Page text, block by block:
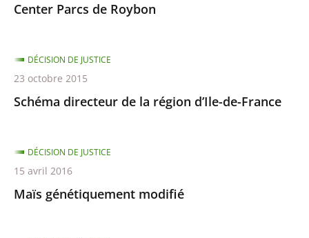
Center Parcs de Roybon
Schéma directeur de la région d’Ile-de-France
DÉCISION DE JUSTICE
23 octobre 2015
Maïs génétiquement modifié
DÉCISION DE JUSTICE
15 avril 2016